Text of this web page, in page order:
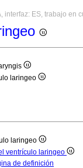
interfaz: ES, trabajo en
laringeo
laringeo
ventrículo laringeo
de definición